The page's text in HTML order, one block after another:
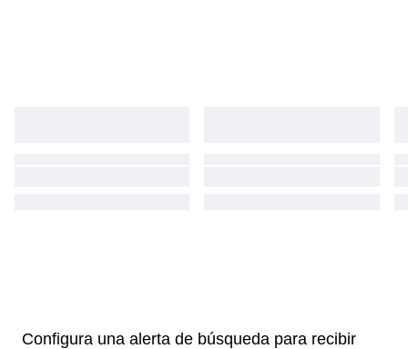
Configura una alerta de búsqueda para recibir